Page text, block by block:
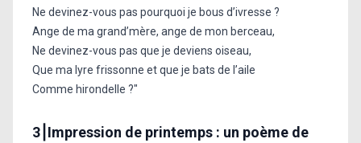
Ne devinez-vous pas pourquoi je bous d’ivresse ?
Ange de ma grand’mère, ange de mon berceau,
Ne devinez-vous pas que je deviens oiseau,
Que ma lyre frissonne et que je bats de l’aile
Comme hirondelle ?"
3⎮Impression de printemps : un poème de